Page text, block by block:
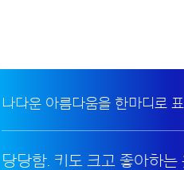
나다운 아름다움을 한마디로
당당함. 키도 크고 좋아하는